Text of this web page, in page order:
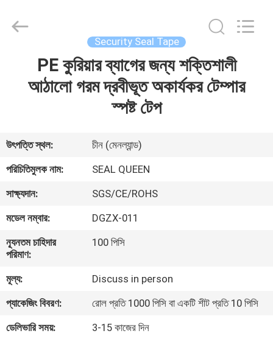
আমাদের
সম্পর্কে
কারখানা
ভ্রমণ
নিয়ন্ত্রণ
যোগাযোগ
Material
Security Seal Tape
PE কুরিয়ার ব্যাগের জন্য শক্তিশালী
আঠালো গরম দ্রবীভূত অকার্যকর টেম্পার
স্পষ্ট টেপ
উৎপত্তি স্থল:
চীন (মেনল্যান্ড)
পরিচিতিমুলক নাম:
SEAL QUEEN
সাক্ষ্যদান:
SGS/CE/ROHS
মডেল নম্বার:
DGZX-011
ন্যূনতম চাহিদার
পরিমাণ:
100 পিসি
মূল্য:
Discuss in person
প্যাকেজিং বিবরণ:
রোল প্রতি 1000 পিসি বা একটি শীট প্রতি 10 পিসি
ডেলিভারি সময়:
3-15 কাজের দিন